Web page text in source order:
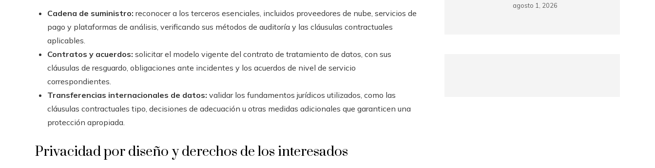
Cadena de suministro: reconocer a los terceros esenciales, incluidos proveedores de nube, servicios de
pago y plataformas de análisis, verificando sus métodos de auditoría y las cláusulas contractuales
aplicables.
Contratos y acuerdos: solicitar el modelo vigente del contrato de tratamiento de datos, con sus
cláusulas de resguardo, obligaciones ante incidentes y los acuerdos de nivel de servicio
correspondientes.
Transferencias internacionales de datos: validar los fundamentos jurídicos utilizados, como las
cláusulas contractuales tipo, decisiones de adecuación u otras medidas adicionales que garanticen una
protección apropiada.
Privacidad por diseño y derechos de los interesados
agosto 1, 2026